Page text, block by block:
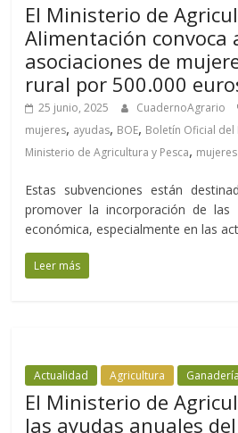
El Ministerio de
Alimentación convoca
asociaciones de
rural por 500.000
25 junio, 2025 CuadernoAgrario
mujeres, ayudas, BOE, Boletín Oficial del
Ministerio de Agricultura y Pesca, mujeres
Estas subvenciones están
promover la incorporación de las
económica, especialmente en las
Leer más
Actualidad Agricultura Ganadería
El Ministerio de
las ayudas anuales